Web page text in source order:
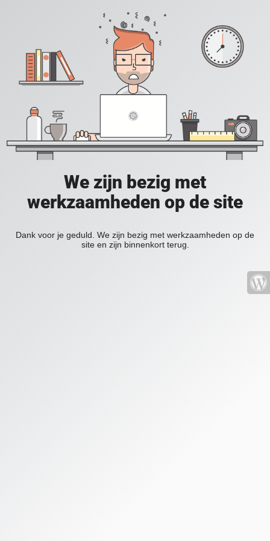
We zijn bezig met
werkzaamheden op de site
Dank voor je geduld. We zijn bezig met werkzaamheden op de
site en zijn binnenkort terug.